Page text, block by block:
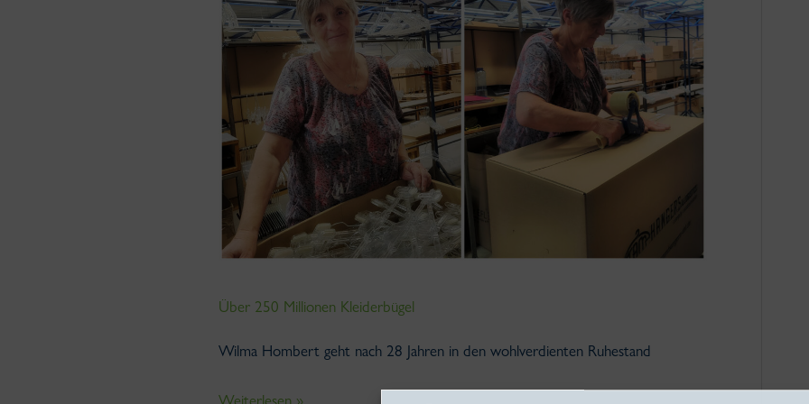
Über 250 Millionen Kleiderbügel
Wilma Hombert geht nach 28 Jahren in den wohlverdienten Ruhestand
Kleiderbügel
Weiterlesen »